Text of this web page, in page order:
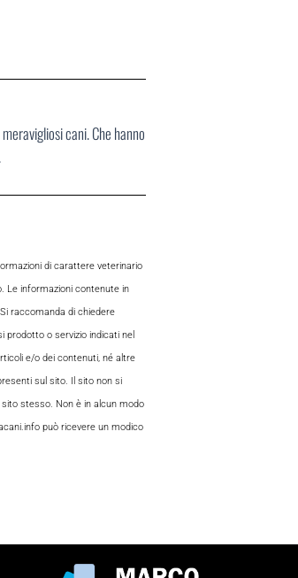
cani. Che hanno
di carattere veterinario
Le informazioni contenute in
raccomanda di chiedere
prodotto o servizio indicati nel
e/o dei contenuti, né altre
sul sito. Il sito non si
stesso. Non è in alcun modo
può ricevere un modico